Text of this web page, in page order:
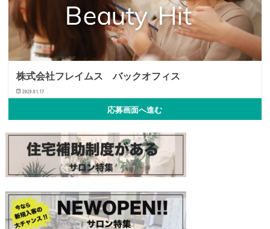
株式会社フレイムス バックオフィス
2020.01.17
給与 ａ＋ｂ（固定残業代がある場合はａ＋ｂ＋ｃ）1,000円～1,500円※
フルタイム求人の場合は月額（換算額）、パート求人の場合は時間額を
バックオフィススタッフ 事務
応募画面へ進む